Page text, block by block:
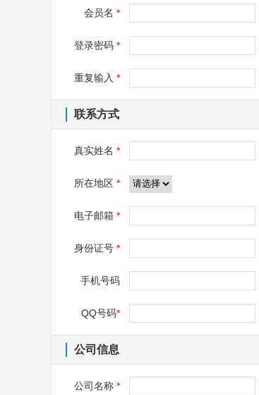
会员名 *
登录密码 *
重复输入 *
联系方式
真实姓名 *
所在地区 *
电子邮箱 *
身份证号 *
手机号码
QQ号码*
公司信息
公司名称 *